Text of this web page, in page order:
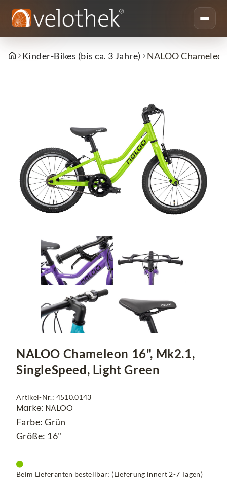
Kinder-Bikes (bis ca. 3 Jahre) NALOO
NALOO Chameleon 16", Mk2.1,
SingleSpeed, Light Green
Artikel-Nr.: 4510.0143
Marke: NALOO
Farbe: Grün
Größe: 16"
Beim Lieferanten bestellbar; (Lieferung innert 2-7 Tagen)